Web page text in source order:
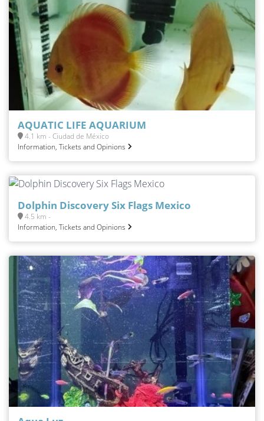
AQUATIC LIFE AQUARIUM
4.1 km - Ciudad de México
Information, Tickets and Opinions
Dolphin Discovery Six Flags Mexico
4.5 km -
Information, Tickets and Opinions